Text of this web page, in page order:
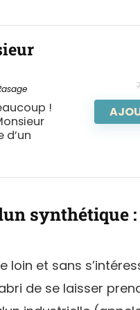
!
d’un
synthétique
loin et sans
de se laisser